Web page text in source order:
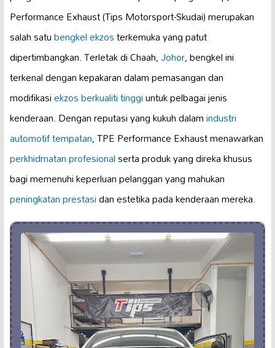
Performance Exhaust (Tips Motorsport-Skudai) merupakan
salah satubengkel ekzosterkemuka yang patut
dipertimbangkan. Terletak di Chaah,Johor, bengkel ini
terkenal dengan kepakaran dalam pemasangan dan
modifikasiekzos berkualiti tinggiuntuk pelbagai jenis
kenderaan. Dengan reputasi yang kukuh dalamindustri
automotif tempatan, TPE Performance Exhaust menawarkan
perkhidmatan profesionalserta produk yang direka khusus
bagi memenuhi keperluan pelanggan yang mahukan
peningkatan prestasidan estetika pada kenderaan mereka.